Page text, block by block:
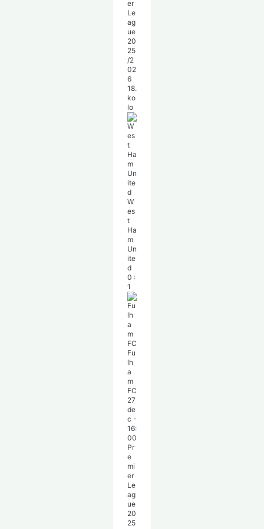
er
Le
ag
ue
20
25
/2
02
6
18.
ko
lo
W
es
t
Ha
m
Un
ite
d
0 :
1
Fu
lh
a
m
FC
27
de
c -
16:
00
Pr
e
mi
er
Le
ag
ue
20
25